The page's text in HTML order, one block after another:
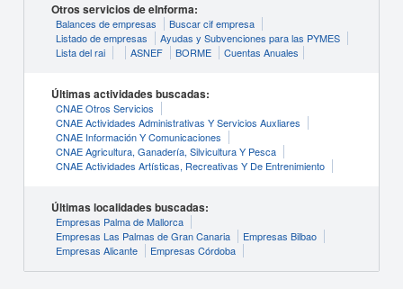
Otros servicios de eInforma:
Balances de empresas
Buscar cif empresa
Listado de empresas
Ayudas y Subvenciones para las PYMES
Lista del rai
ASNEF BORME Cuentas Anuales
Últimas actividades buscadas:
CNAE Otros Servicios
CNAE Actividades Administrativas Y Servicios Auxliares
CNAE Información Y Comunicaciones
CNAE Agricultura, Ganadería, Silvicultura Y Pesca
CNAE Actividades Artísticas, Recreativas Y De Entrenimiento
Últimas localidades buscadas:
Empresas Palma de Mallorca
Empresas Las Palmas de Gran Canaria
Empresas Bilbao
Empresas Alicante
Empresas Córdoba